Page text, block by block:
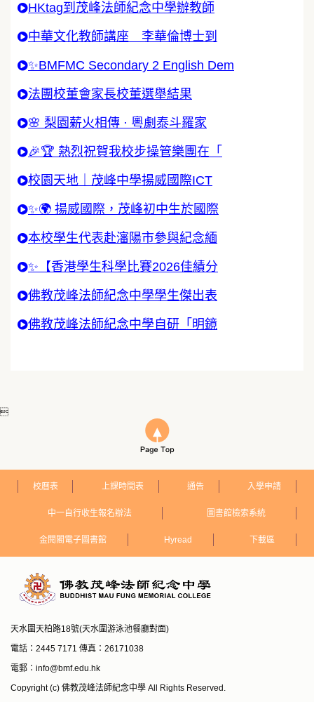
HKtag到茂峰法師紀念中學辦教師
中華文化教師講座 李華倫博士到
✨BMFMC Secondary 2 English Dem
法團校董會家長校董選舉結果
🌸 梨園薪火相傳 · 粵劇泰斗羅家
🎉🏆 熱烈祝賀我校步操管樂團在「
校園天地｜茂峰中學揚威國際ICT
✨🌍 揚威國際，茂峰初中生於國際
本校學生代表赴瀋陽市參與紀念緬
✨【香港學生科學比賽2026佳績分
佛教茂峰法師紀念中學學生傑出表
佛教茂峰法師紀念中學自研「明鏡

校曆表 上課時間表 通告 入學申請
中一自行收生報名辦法 圖書館檢索系統
金閱閣電子圖書館 Hyread 下載區
天水圍天柏路18號(天水圍游泳池餐廳對面)
電話：2445 7171 傳真：26171038
電郵： info@bmf.edu.hk
Copyright (c) 佛教茂峰法師紀念中學 All Rights Reserved.